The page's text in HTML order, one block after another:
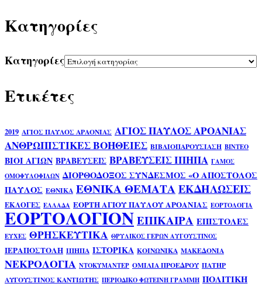
Kατηγορίες
Kατηγορίες
Ετικέτες
2019 ΑΓΙΟΣ ΠΑΥΛΟΣ ΑΡΑΟΝΙΑΣ ΑΓΙΟΣ ΠΑΥΛΟΣ ΑΡΟΑΝΙΑΣ
ΑΝΘΡΩΠΙΣΤΙΚΕΣ ΒΟΗΘΕΙΕΣ ΒΙΒΛΙΟΠΑΡΟΥΣΙΑΣΗ ΒΙΝΤΕΟ
ΒΙΟΙ ΑΓΙΩΝ ΒΡΑΒΕΥΣΕΙΣ ΒΡΑΒΕΥΣΕΙΣ ΙΠΗΠΑ ΓΑΜΟΣ
ΟΜΟΦΥΛΟΦΙΛΩΝ ΔΙΟΡΘΟΔΟΞΟΣ ΣΥΝΔΕΣΜΟΣ «Ο ΑΠΟΣΤΟΛΟΣ
ΠΑΥΛΟΣ ΕΘΝΙΚΑ ΕΘΝΙΚΑ ΘΕΜΑΤΑΕΚΔΗΛΩΣΕΙΣ
ΕΚΛΟΓΕΣ ΕΛΛΑΔΑ ΕΟΡΤΗ ΑΓΙΟΥ ΠΑΥΛΟΥ ΑΡΟΑΝΙΑΣ ΕΟΡΤΟΛΟΓΙΑ
ΕΟΡΤΟΛΟΓΙΟΝΕΠΙΚΑΙΡΑ ΕΠΙΣΤΟΛΕΣ
ΕΥΧΕΣ ΘΡΗΣΚΕΥΤΙΚΑ ΘΡΥΛΙΚΟΣ ΓΕΡΩΝ ΑΥΓΟΥΣΤΙΝΟΣ
ΙΕΡΑΠΟΣΤΟΛΗ ΙΠΗΠΑ ΙΣΤΟΡΙΚΑ ΚΟΙΝΩΝΙΚΑ ΜΑΚΕΔΟΝΙΑ
ΝΕΚΡΟΛΟΓΙΑ ΝΤΟΚΥΜΑΝΤΕΡ ΟΜΙΛΙΑ ΠΡΟΕΔΡΟΥ ΠΑΤΗΡ
ΑΥΓΟΥΣΤΙΝΟΣ ΚΑΝΤΙΩΤΗΣ ΠΕΡΙΟΔΙΚΟ ΦΩΤΕΙΝΗ ΓΡΑΜΜΗ ΠΟΛΙΤΙΚΗ